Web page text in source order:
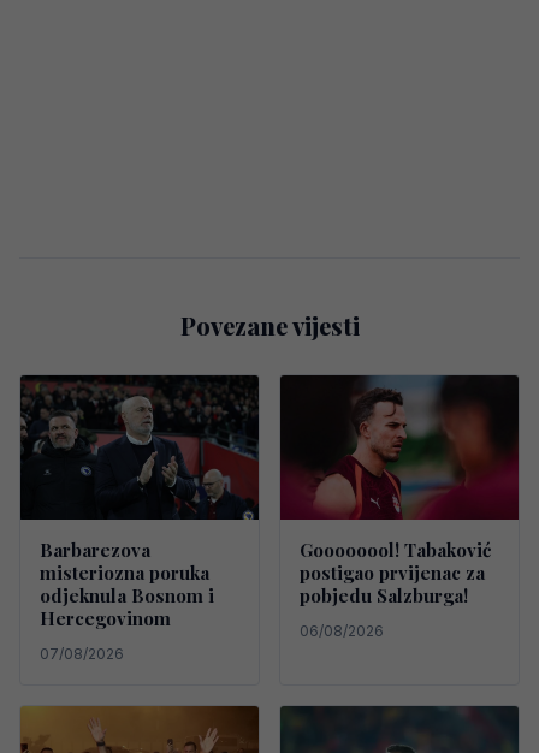
Povezane vijesti
Barbarezova
misteriozna poruka
odjeknula Bosnom i
Hercegovinom
07/08/2026
Goooooool! Tabaković
postigao prvijenac za
pobjedu Salzburga!
06/08/2026